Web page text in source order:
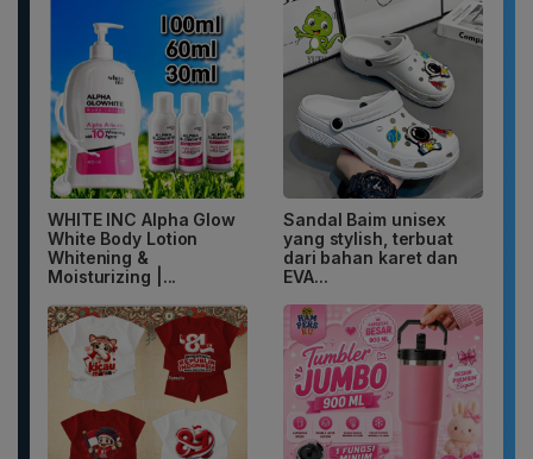
WHITE INC Alpha Glow
White Body Lotion
Whitening &
Moisturizing |...
Sandal Baim unisex
yang stylish, terbuat
dari bahan karet dan
EVA...